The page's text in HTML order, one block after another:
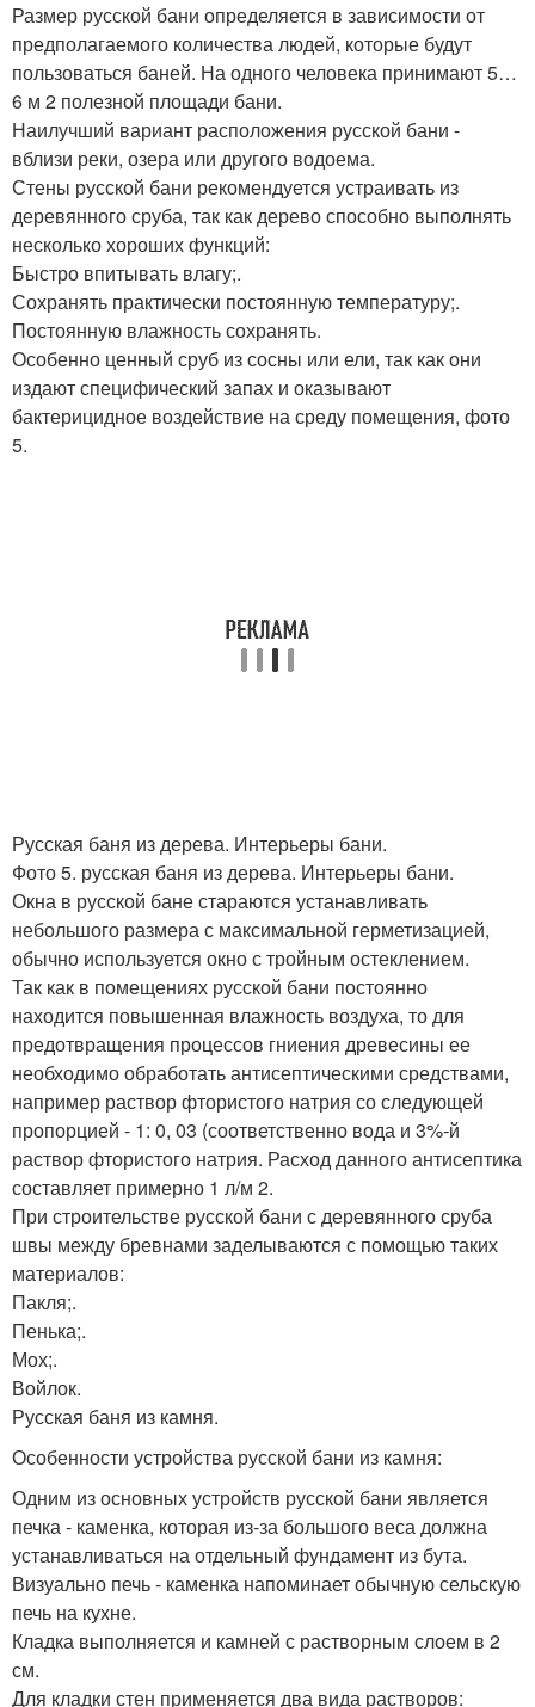
Размер русской бани определяется в зависимости от
предполагаемого количества людей, которые будут
пользоваться баней. На одного человека принимают 5…
6 м 2 полезной площади бани.
Наилучший вариант расположения русской бани -
вблизи реки, озера или другого водоема.
Стены русской бани рекомендуется устраивать из
деревянного сруба, так как дерево способно выполнять
несколько хороших функций:
Быстро впитывать влагу;.
Сохранять практически постоянную температуру;.
Постоянную влажность сохранять.
Особенно ценный сруб из сосны или ели, так как они
издают специфический запах и оказывают
бактерицидное воздействие на среду помещения, фото
5.
Русская баня из дерева. Интерьеры бани.
Фото 5. русская баня из дерева. Интерьеры бани.
Окна в русской бане стараются устанавливать
небольшого размера с максимальной герметизацией,
обычно используется окно с тройным остеклением.
Так как в помещениях русской бани постоянно
находится повышенная влажность воздуха, то для
предотвращения процессов гниения древесины ее
необходимо обработать антисептическими средствами,
например раствор фтористого натрия со следующей
пропорцией - 1: 0, 03 (соответственно вода и 3%-й
раствор фтористого натрия. Расход данного антисептика
составляет примерно 1 л/м 2.
При строительстве русской бани с деревянного сруба
швы между бревнами заделываются с помощью таких
материалов:
Пакля;.
Пенька;.
Мох;.
Войлок.
Русская баня из камня.
Особенности устройства русской бани из камня:
Одним из основных устройств русской бани является
печка - каменка, которая из-за большого веса должна
устанавливаться на отдельный фундамент из бута.
Визуально печь - каменка напоминает обычную сельскую
печь на кухне.
Кладка выполняется и камней с растворным слоем в 2
см.
Для кладки стен применяется два вида растворов: